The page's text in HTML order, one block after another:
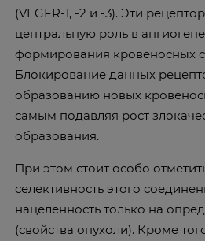
(VEGFR-1, -2 и -3). Эти
центральную роль в
формирования кровеносных
Блокирование данных
образованию новых
самым подавляя рост
образования.
При этом стоит особо
селективность этого
нацеленность только на
(свойства опухоли). Кроме